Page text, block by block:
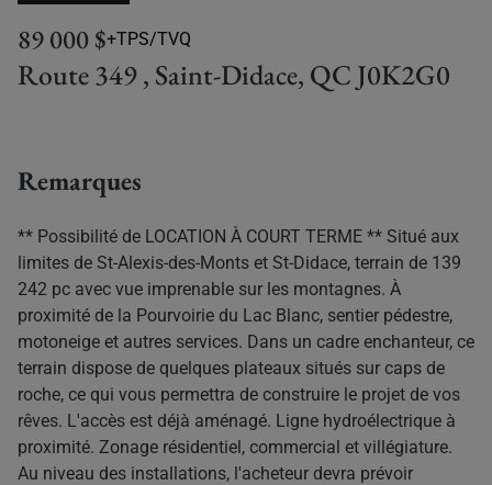
89 000 $+TPS/TVQ
Route 349 , Saint-Didace, QC J0K2G0
Remarques
** Possibilité de LOCATION À COURT TERME ** Situé aux
limites de St-Alexis-des-Monts et St-Didace, terrain de 139
242 pc avec vue imprenable sur les montagnes. À
proximité de la Pourvoirie du Lac Blanc, sentier pédestre,
motoneige et autres services. Dans un cadre enchanteur, ce
terrain dispose de quelques plateaux situés sur caps de
roche, ce qui vous permettra de construire le projet de vos
rêves. L'accès est déjà aménagé. Ligne hydroélectrique à
proximité. Zonage résidentiel, commercial et villégiature.
Au niveau des installations, l'acheteur devra prévoir